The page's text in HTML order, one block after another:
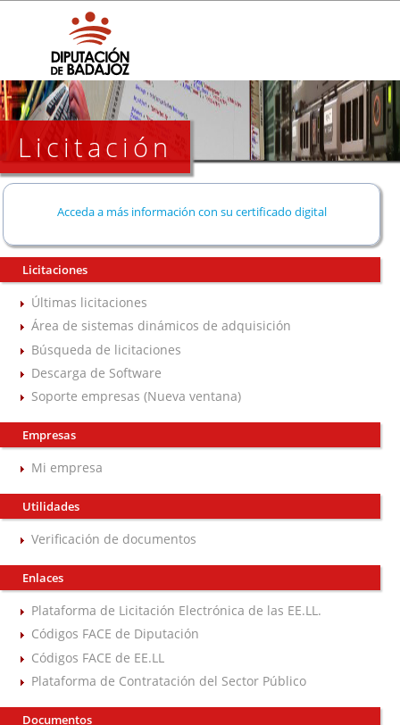
Licitación
Acceda a más información con su certificado digital
Licitaciones
Últimas licitaciones
Área de sistemas dinámicos de adquisición
Búsqueda de licitaciones
Descarga de Software
Soporte empresas (Nueva ventana)
Empresas
Mi empresa
Utilidades
Verificación de documentos
Enlaces
Plataforma de Licitación Electrónica de las EE.LL.
Códigos FACE de Diputación
Códigos FACE de EE.LL
Plataforma de Contratación del Sector Público
Documentos